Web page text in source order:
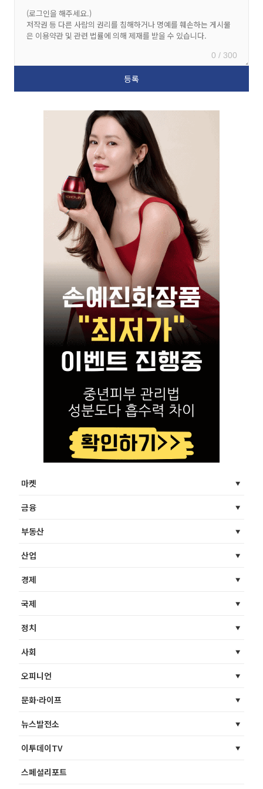
0 / 300
마켓
금융
부동산
산업
경제
국제
정치
사회
오피니언
문화·라이프
뉴스발전소
이투데이TV
스페셜리포트